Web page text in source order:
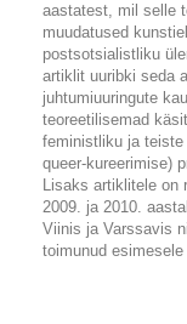
aastatest, mil selle
muudatused
postsotsialistliku
artiklit uuribki seda
juhtumiuuringute
teoreetilisemad
feministliku ja
queer-kureerimise)
Lisaks artiklitele on
2009. ja 2010.
Viinis ja Varssavis
toimunud